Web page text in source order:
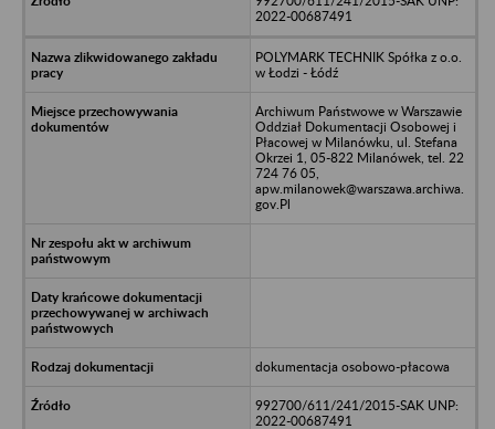
2022-00687491
POLYMARK TECHNIK Spółka z o.o.
w Łodzi - Łódź
Archiwum Państwowe w Warszawie
Oddział Dokumentacji Osobowej i
Płacowej w Milanówku, ul. Stefana
Okrzei 1, 05-822 Milanówek, tel. 22
724 76 05,
apw.milanowek@warszawa.archiwa.
gov.Pl
dokumentacja osobowo-płacowa
992700/611/241/2015-SAK UNP:
2022-00687491